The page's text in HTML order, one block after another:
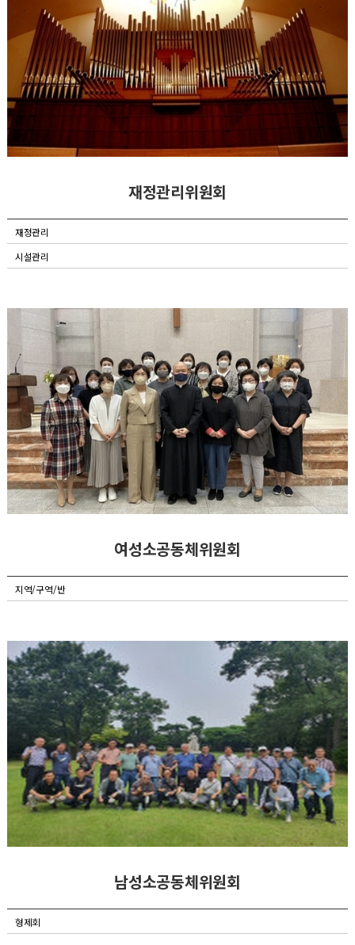
재정관리위원회
재정관리
시설관리
여성소공동체위원회
지역/구역/반
남성소공동체위원회
형제회